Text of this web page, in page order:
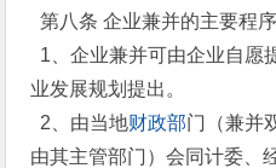
第八条 企业兼并的主要程序
1、企业兼并可由企业自愿
业发展规划提出。
2、由当地财政部门（兼并
由其主管部门）会同计委、